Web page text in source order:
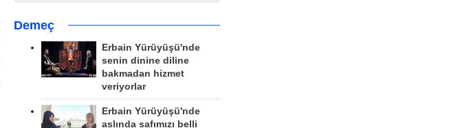
Demeç
Erbain Yürüyüşü'nde
senin dinine diline
bakmadan hizmet
veriyorlar
Erbain Yürüyüşü'nde
aslında safımızı belli